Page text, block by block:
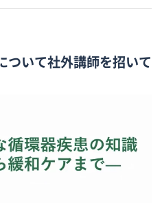
ついて社外講師を招いて